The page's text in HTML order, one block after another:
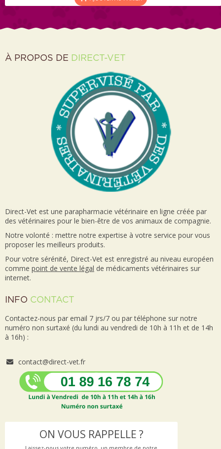
À PROPOS DE DIRECT-VET
Direct-Vet est une parapharmacie vétérinaire en ligne créée par
des vétérinaires pour le bien-être de vos animaux de compagnie.
Notre volonté : mettre notre expertise à votre service pour vous
proposer les meilleurs produits.
Pour votre sérénité, Direct-Vet est enregistré au niveau européen
comme point de vente légal de médicaments vétérinaires sur
internet.
INFO CONTACT
Contactez-nous par email 7 jrs/7 ou par téléphone sur notre
numéro non surtaxé (du lundi au vendredi de 10h à 11h et de 14h
à 16h) :
contact@direct-vet.fr
ON VOUS RAPPELLE ?